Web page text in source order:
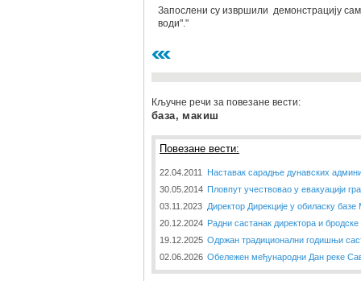
Запослени су извршили демонстрацију
води"."
Кључне речи за повезане вести:
база, макиш
Повезане вести:
22.04.2011
Наставак сарадње дунавских
30.05.2014 Пловпут учествовао у евакуацији
03.11.2023 Директор Дирекције у обиласку
20.12.2024 Радни састанак директора и бродске
19.12.2025 Одржан традиционални годишњи
02.06.2026 Обележен међународни Дан реке